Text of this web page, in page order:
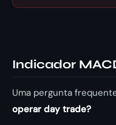
Indicador
Uma pergunta
operar day trade?